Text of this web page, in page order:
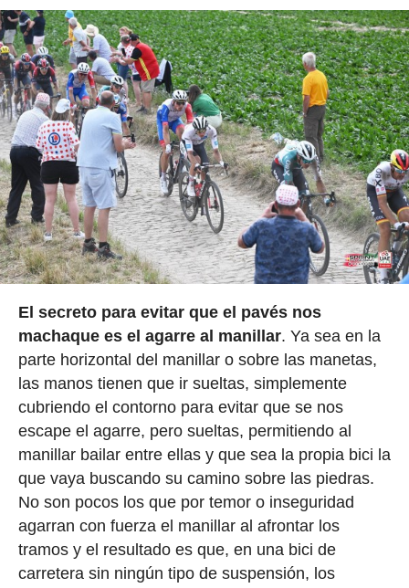
El secreto para evitar que el pavés nos
machaque es el agarre al manillar. Ya sea en la
parte horizontal del manillar o sobre las manetas,
las manos tienen que ir sueltas, simplemente
cubriendo el contorno para evitar que se nos
escape el agarre, pero sueltas, permitiendo al
manillar bailar entre ellas y que sea la propia bici la
que vaya buscando su camino sobre las piedras.
No son pocos los que por temor o inseguridad
agarran con fuerza el manillar al afrontar los
tramos y el resultado es que, en una bici de
carretera sin ningún tipo de suspensión, los